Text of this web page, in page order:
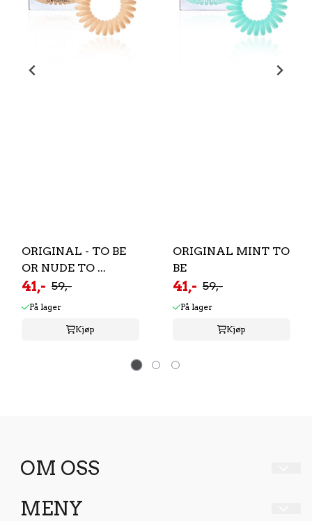
ORIGINAL - TO BE
OR NUDE TO ...
41,- 59,-
På lager
Kjøp
ORIGINAL MINT TO
BE
41,- 59,-
På lager
Kjøp
OM OSS
MENY